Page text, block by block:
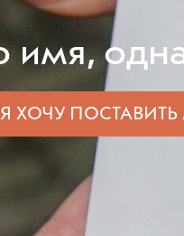
Я ХОЧУ ПОСТАВИТЬ